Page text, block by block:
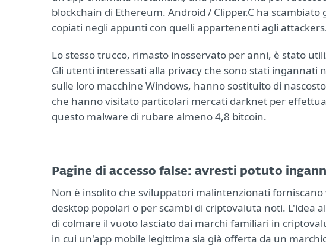
blockchain di Ethereum. Android / Clipper.C ha
copiati negli appunti con quelli appartenenti agli
Lo stesso trucco, rimasto inosservato per anni, è stato
Gli utenti interessati alla privacy che sono stati ingannati
sulle loro macchine Windows, hanno sostituito di
che hanno visitato particolari mercati darknet per
questo malware di rubare almeno 4,8 bitcoin.
Pagine di accesso false: avresti potuto
Non è insolito che sviluppatori malintenzionati
desktop popolari o per scambi di criptovaluta noti. L'idea
di colmare il vuoto lasciato dai marchi familiari in
in cui un'app mobile legittima sia già offerta da un